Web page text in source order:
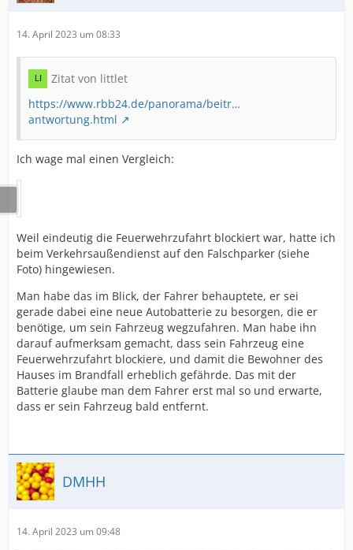
14. April 2023 um 08:33
Zitat von littlet
https://www.rbb24.de/panorama/beitr…
antwortung.html
Ich wage mal einen Vergleich:
Weil eindeutig die Feuerwehrzufahrt blockiert war, hatte ich
beim Verkehrsaußendienst auf den Falschparker (siehe
Foto) hingewiesen.
Man habe das im Blick, der Fahrer behauptete, er sei
gerade dabei eine neue Autobatterie zu besorgen, die er
benötige, um sein Fahrzeug wegzufahren. Man habe ihn
darauf aufmerksam gemacht, dass sein Fahrzeug eine
Feuerwehrzufahrt blockiere, und damit die Bewohner des
Hauses im Brandfall erheblich gefährde. Das mit der
Batterie glaube man dem Fahrer erst mal so und erwarte,
dass er sein Fahrzeug bald entfernt.
DMHH
14. April 2023 um 09:48